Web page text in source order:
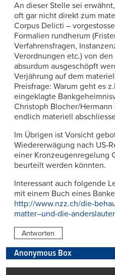
An dieser Stelle sei
oft gar nicht direkt zum
Corpus Delicti –
Formalien rundherum
Verfahrensfragen,
Verordnungen etc.) von
absurdum ausgeschöpft
Verjährung auf dem
Preisfrage: Warum geht es
eingeklagte
Christoph Blocher/
endlich materiell
Im Übrigen ist Vorsicht
Wiedererwägung nach US-
einer Kronzeugenregelung
beurteilt werden könnten.
Interessant auch folgende
mit einem Buch eines
http://www.nzz.ch/die-
matter–und-die-
Antworten
Anonymous Box